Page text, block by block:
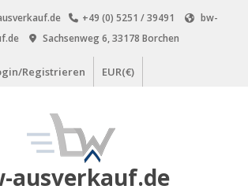
+49 (0) 5251 / 39491
bw-
Sachsenweg 6, 33178 Borchen
Registrieren EUR(€)
ausverkauf.de